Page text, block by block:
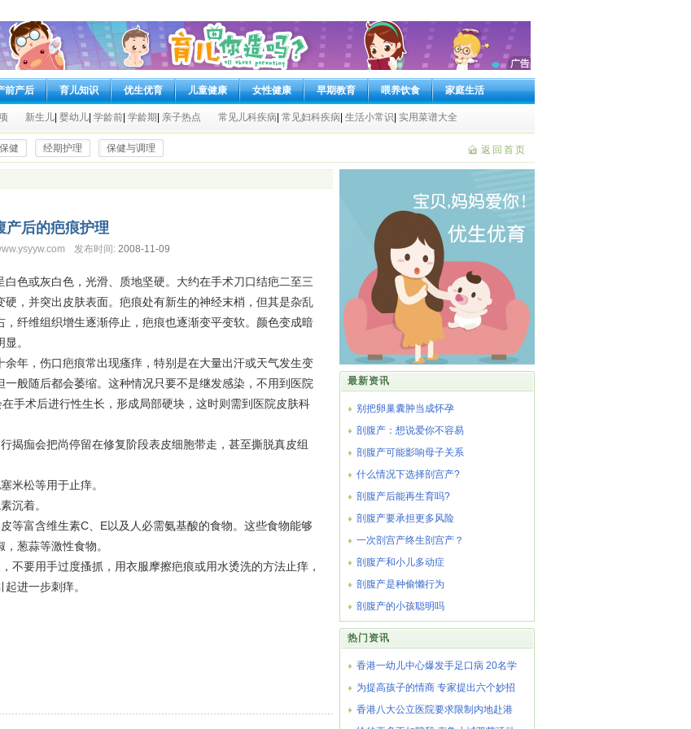
前产后 育儿知识 优生优育 儿童健康 女性健康 早期教育 喂养饮食 家庭生活
新生儿 婴幼儿 学龄前 学龄期 亲子热点 常见儿科疾病 常见妇科疾病 生活小常识 实用菜谱大全
健 经期护理 保健与调理 返回首页
产后的疤痕护理
发布时间: 2008-11-09
或灰白色，光滑、质地坚硬。大约在手术刀口结疤二至三
，并突出皮肤表面。疤痕处有新生的神经末梢，但其是杂乱
纤维组织增生逐渐停止，疤痕也逐渐变平变软。颜色变成暗
。
年，伤口疤痕常出现瘙痒，特别是在大量出汗或天气发生变
般随后都会萎缩。这种情况只要不是继发感染，不用到医院
手术后进行性生长，形成局部硬块，这时则需到医院皮肤科
痂会把尚停留在修复阶段表皮细胞带走，甚至撕脱真皮组
松等用于止痒。
沉着。
富含维生素C、E以及人必需氨基酸的食物。这些食物能够
葱蒜等激性食物。
要用手过度搔抓，用衣服摩擦疤痕或用水烫洗的方法止痒，
进一步刺痒。
最新资讯
别把卵巢囊肿当成怀孕
剖腹产：想说爱你不容易
剖腹产可能影响母子关系
什么情况下选择剖宫产?
剖腹产后能再生育吗?
剖腹产要承担更多风险
一次剖宫产终生剖宫产？
剖腹产和小儿多动症
剖腹产是种偷懒行为
剖腹产的小孩聪明吗
热门资讯
香港一幼儿中心爆发手足口病 20名学
为提高孩子的情商 专家提出六个妙招
香港八大公立医院要求限制内地赴港